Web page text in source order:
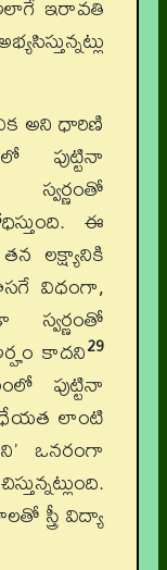
ఇరావతి
అని ధారిణి
పుట్టినా
ఈ
లక్ష్యానికి
విధంగా,
కాదని29
పుట్టినా
లాంటి
ఒనరంగా
స్త్రీ విద్యా